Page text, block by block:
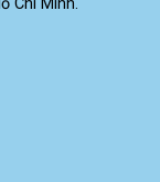
Chí Minh.